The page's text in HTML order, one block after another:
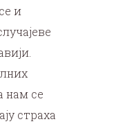
и
нам се
страха